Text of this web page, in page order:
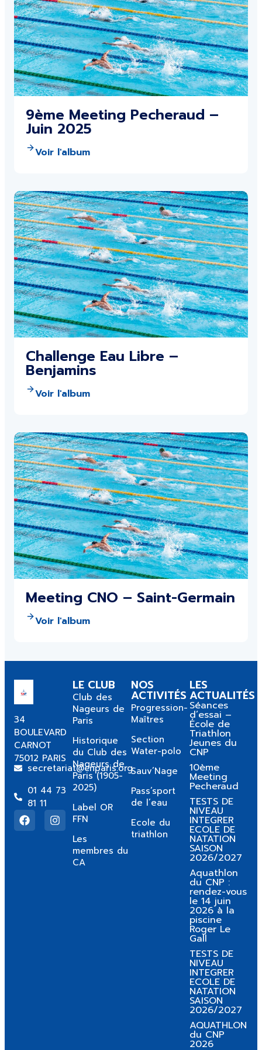
9ème Meeting Pecheraud –
Juin 2025
Voir l'album
Challenge Eau Libre –
Benjamins
Voir l'album
Meeting CNO – Saint-Germain
Voir l'album
34
BOULEVARD
CARNOT
75012 PARIS
secretariat@cnparis.org
01 44 73
81 11
LE CLUB
Club des
Nageurs de
Paris
Historique
du Club des
Nageurs de
Paris (1905-
2025)
Label OR
FFN
Les
membres du
CA
NOS
ACTIVITÉS
Progression-
Maîtres
Section
Water-polo
Sauv’Nage
Pass’sport
de l’eau
Ecole du
triathlon
LES
ACTUALITÉS
Séances
d’essai –
École de
Triathlon
Jeunes du
CNP
10ème
Meeting
Pecheraud
TESTS DE
NIVEAU
INTEGRER
ECOLE DE
NATATION
SAISON
2026/2027
Aquathlon
du CNP :
rendez-vous
le 14 juin
2026 à la
piscine
Roger Le
Gall
TESTS DE
NIVEAU
INTEGRER
ECOLE DE
NATATION
SAISON
2026/2027
AQUATHLON
du CNP
2026